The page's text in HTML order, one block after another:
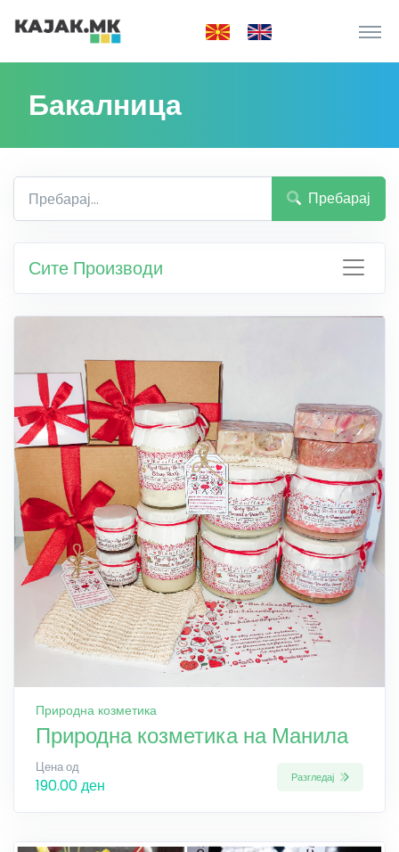
Бакалница
Пребарај
Сите Производи
Природна козметика
Природна козметика на Манила
Цена од
190.00 ден Разгледај